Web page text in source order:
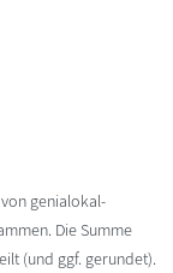
genialokal-
Die Summe
(und ggf. gerundet).